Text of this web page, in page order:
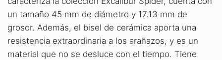
un tamaño 45 mm de diámetro y 17.13 mm de
grosor. Además, el bisel de cerámica aporta una
resistencia extraordinaria a los arañazos, y es un
material que no se desluce con el tiempo. Tiene